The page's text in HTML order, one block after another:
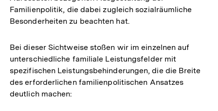
Familienpolitik, die dabei zugleich sozialräumliche
Besonderheiten zu beachten hat.
Bei dieser Sichtweise stoßen wir im einzelnen auf
unterschiedliche familiale Leistungsfelder mit
spezifischen Leistungsbehinderungen, die die Breite
des erforderlichen familienpolitischen Ansatzes
deutlich machen: